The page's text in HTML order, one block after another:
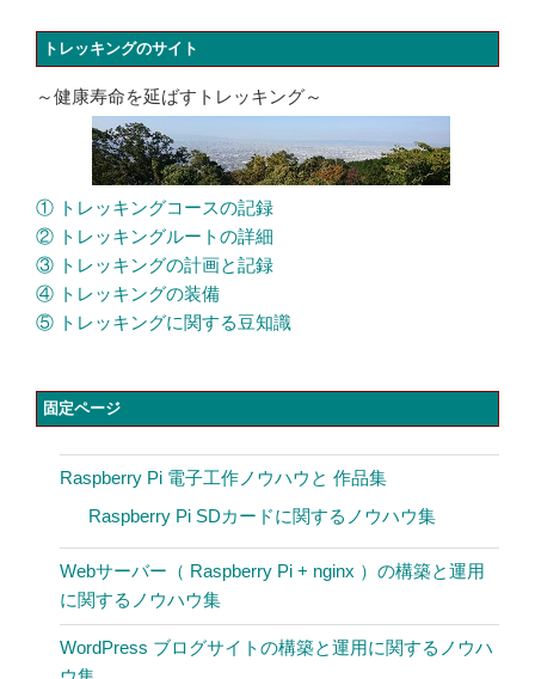
トレッキングのサイト
～健康寿命を延ばすトレッキング～
① トレッキングコースの記録
② トレッキングルートの詳細
③ トレッキングの計画と記録
④ トレッキングの装備
⑤ トレッキングに関する豆知識
固定ページ
Raspberry Pi 電子工作ノウハウと 作品集
Raspberry Pi SDカードに関するノウハウ集
Webサーバー（ Raspberry Pi + nginx ）の構築と運用
に関するノウハウ集
WordPress ブログサイトの構築と運用に関するノウハ